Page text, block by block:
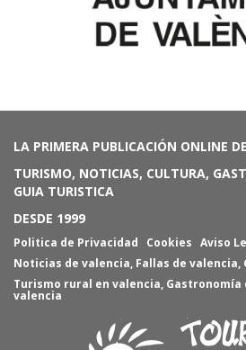
LA PRIMERA PUBLICACIÓN ONLINE
TURISMO, NOTICIAS, CULTURA,
GUIA TURISTICA
DESDE 1999
Politica de Privacidad Cookies Aviso
Noticias de valencia, Fallas de valencia,
Turismo rural en valencia, Gastronomía
valencia